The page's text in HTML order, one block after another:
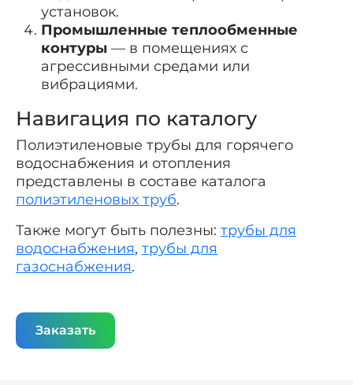
установок.
Промышленные теплообменные
контуры — в помещениях с
агрессивными средами или
вибрациями.
Навигация по каталогу
Полиэтиленовые трубы для горячего
водоснабжения и отопления
представлены в составе каталога
полиэтиленовых труб.
Также могут быть полезны: трубы для
водоснабжения, трубы для
газоснабжения.
Заказать